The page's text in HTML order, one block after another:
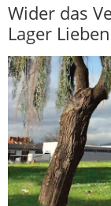
Wider das
Lager